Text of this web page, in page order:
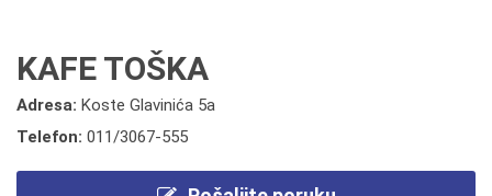
KAFE TOŠKA
Adresa: Koste Glavinića 5a
Telefon: 011/3067-555